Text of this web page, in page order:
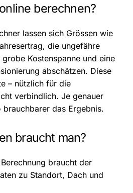
berechnen?
lassen sich Grössen wie
die ungefähre
Kostenspanne und eine
abschätzen. Diese
– nützlich für die
verbindlich. Je genauer
brauchbarer das Ergebnis.
braucht man?
braucht der
zu Standort, Dach und